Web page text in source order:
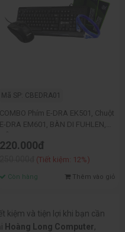
Mã SP: CBEDRA01
COMBO Phím E-DRA EK501, Chuột
E-DRA EM601, BÀN DI FUHLEN,
220.000đ
(Tiết kiệm: 12%)
Còn hàng Thêm vào giỏ
kiệm và tiện lợi khi bạn cần
Hoàng Long Computer,